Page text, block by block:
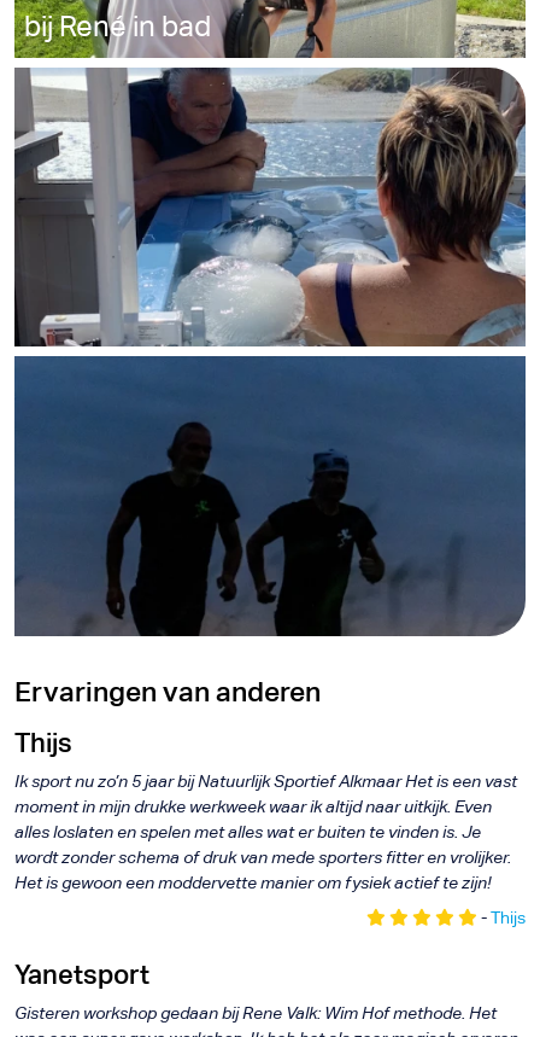
bij René in bad
Ervaringen van anderen
Thijs
Ik sport nu zo’n 5 jaar bij Natuurlijk Sportief Alkmaar Het is een vast
moment in mijn drukke werkweek waar ik altijd naar uitkijk. Even
alles loslaten en spelen met alles wat er buiten te vinden is. Je
wordt zonder schema of druk van mede sporters fitter en vrolijker.
Het is gewoon een moddervette manier om fysiek actief te zijn!
-Thijs
Yanetsport
Gisteren workshop gedaan bij Rene Valk: Wim Hof methode. Het